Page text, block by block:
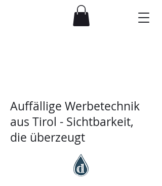
Auffällige Werbetechnik
aus Tirol - Sichtbarkeit,
die überzeugt